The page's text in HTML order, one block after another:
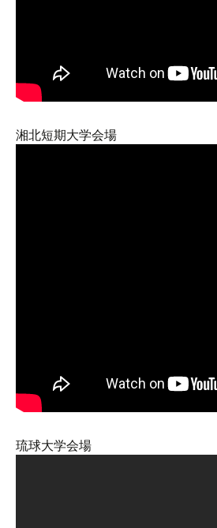
湘北短期大学会場
琉球大学会場